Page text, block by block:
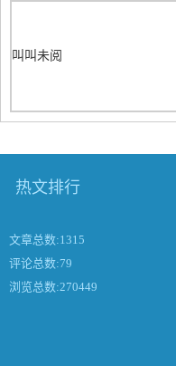
叫叫未阅
热文排行
文章总数:1315
评论总数:79
浏览总数:270449